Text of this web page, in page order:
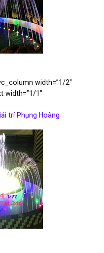
width=”1/2″
width=”1/1″
trí Phụng Hoàng